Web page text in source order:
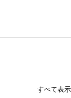
すべて表示